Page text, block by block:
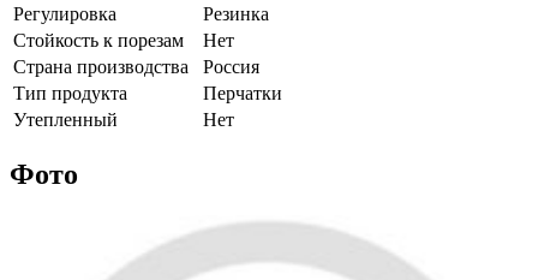
Регулировка
Резинка
Стойкость к порезам
Нет
Страна производства
Россия
Тип продукта
Перчатки
Утепленный
Нет
Фото